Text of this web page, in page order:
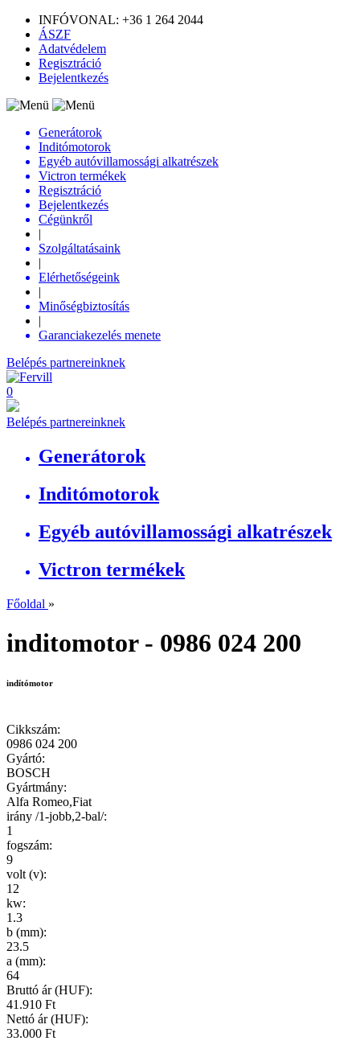
INFÓVONAL: +36 1 264 2044
ÁSZF
Adatvédelem
Regisztráció
Bejelentkezés
Generátorok
Inditómotorok
Egyéb autóvillamossági alkatrészek
Victron termékek
Regisztráció
Bejelentkezés
Cégünkről
|
Szolgáltatásaink
|
Elérhetőségeink
|
Minőségbiztosítás
|
Garanciakezelés menete
Belépés partnereinknek
0
Belépés partnereinknek
Generátorok
Inditómotorok
Egyéb autóvillamossági alkatrészek
Victron termékek
Főoldal »
inditomotor - 0986 024 200
indítómotor
Cikkszám:
0986 024 200
Gyártó:
BOSCH
Gyártmány:
Alfa Romeo,Fiat
irány /1-jobb,2-bal/:
1
fogszám:
9
volt (v):
12
kw:
1.3
b (mm):
23.5
a (mm):
64
Bruttó ár (HUF):
41.910 Ft
Nettó ár (HUF):
33.000 Ft